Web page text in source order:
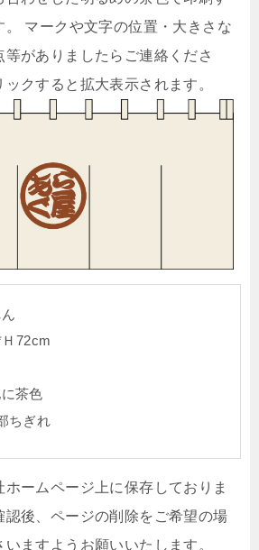
。 マークや文字の位置・大きさな
等がありましたらご連絡くださ
クすると拡大表示されます。
72cm
茶色
ちぎれ
ホームページ上に保存しておりま
認後、ページの削除をご希望の場
ますようお願いいたします。